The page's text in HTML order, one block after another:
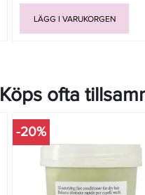
LÄGG I VARUKORGEN
Köps ofta
-20%